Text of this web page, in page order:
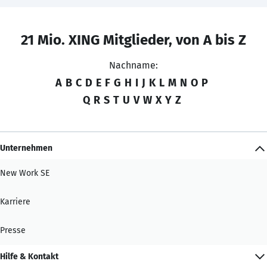
21 Mio. XING Mitglieder, von A bis Z
Nachname:
A B C D E F G H I J K L M N O P
Q R S T U V W X Y Z
Unternehmen
New Work SE
Karriere
Presse
Hilfe & Kontakt